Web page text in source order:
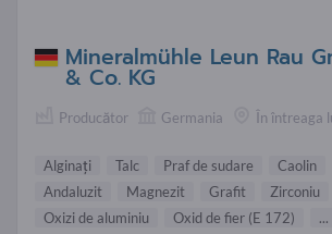
Mineralmühle Leun Rau
& Co. KG
Producător Germania În întreaga
Alginați Talc Praf de sudare
Caolin
Andaluzit
Magnezit Grafit
Zirconiu
Oxizi de aluminiu
Oxid de fier (E 172) ...